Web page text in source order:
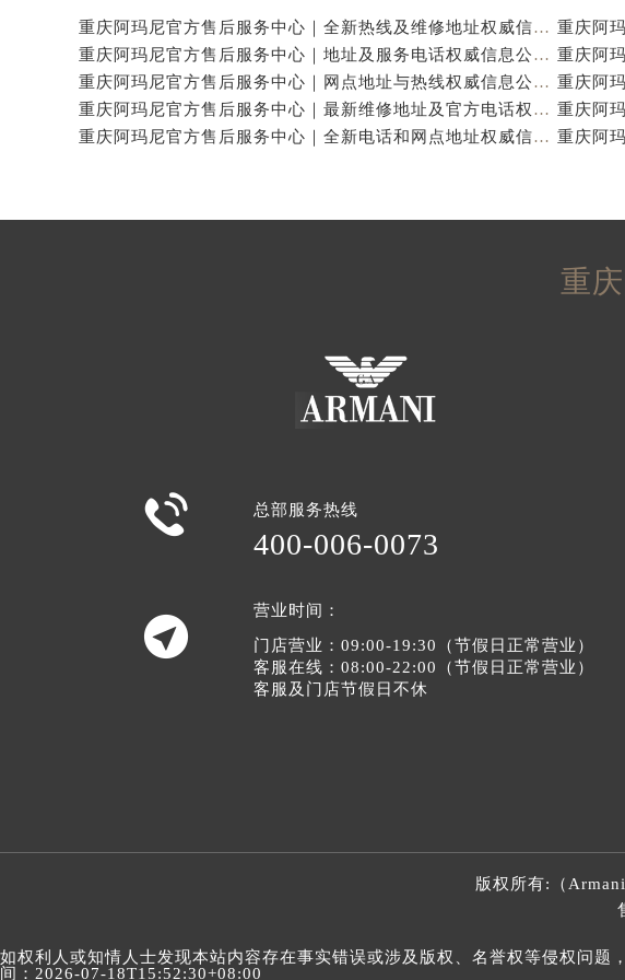
重庆阿玛尼官方售后服务中心｜全新热线及维修地址权威信息公示（2026年7月最新）
重庆阿玛尼官方售后服务中心｜地址及服务电话权威信息公示（2026年7月最新）
重庆阿玛尼官方售后服务中心｜网点地址与热线权威信息公示（2026年7月最新）
重庆阿玛尼官方售后服务中心｜最新维修地址及官方电话权威信息公示（2026年7月最新）
重庆阿玛尼官方售后服务中心｜全新电话和网点地址权威信息公示（2026年7月最新）
重
 总部服务热线
400-006-0073

营业时间：
门店营业：09:00-19:30（节假日正常营业）
客服在线：08:00-22:00（节假日正常营业）
客服及门店节假日不休
版权所有:（Armani
如权利人或知情人士发现本站内容存在事实错误或涉及版权、名誉权等侵权问
间：2026-07-18T15:52:30+08:00